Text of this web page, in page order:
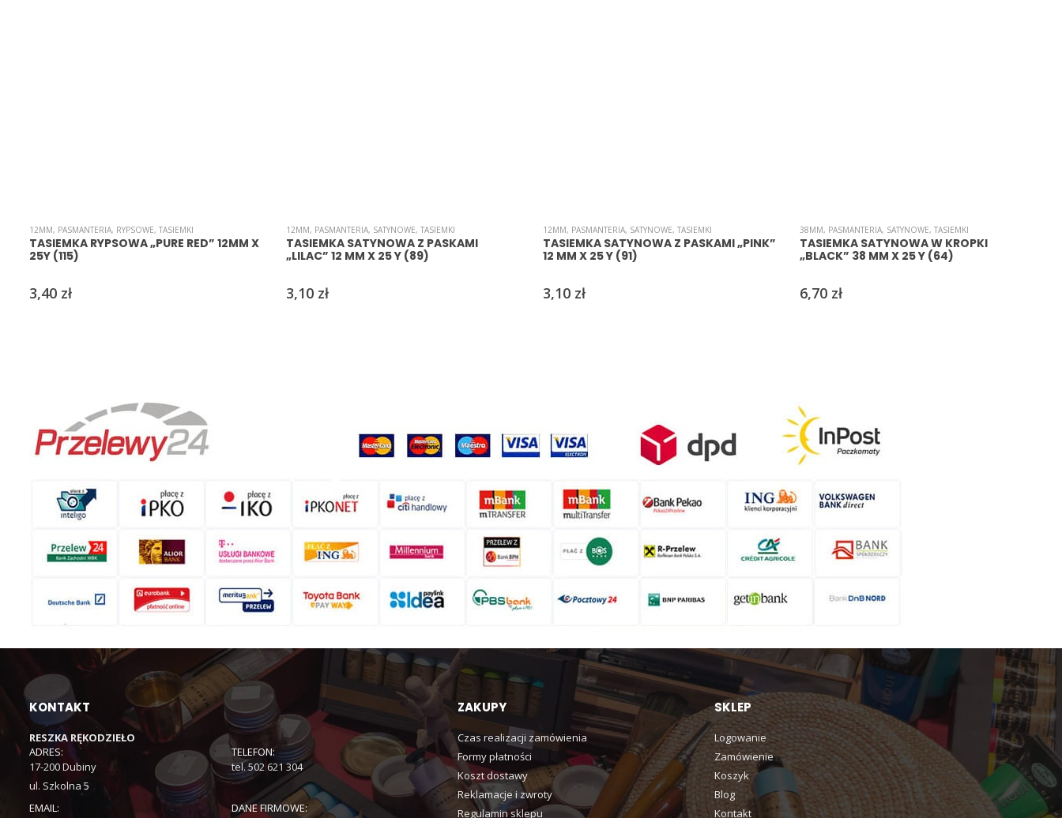
12MM, PASMANTERIA, RYPSOWE, TASIEMKI
TASIEMKA RYPSOWA „PURE RED” 12MM X
25Y (115)
3,40 zł
12MM, PASMANTERIA, SATYNOWE, TASIEMKI
TASIEMKA SATYNOWA Z PASKAMI
„LILAC” 12 MM X 25 Y (89)
3,10 zł
12MM, PASMANTERIA, SATYNOWE, TASIEMKI
TASIEMKA SATYNOWA Z PASKAMI „PINK”
12 MM X 25 Y (91)
3,10 zł
38MM, PASMANTERIA, SATYNOWE, TASIEMKI
TASIEMKA SATYNOWA W KROPKI
„BLACK” 38 MM X 25 Y (64)
6,70 zł
KONTAKT
RESZKA RĘKODZIEŁO
ADRES:
17-200 Dubiny
ul. Szkolna 5
TELEFON:
tel. 502 621 304
EMAIL:
DANE FIRMOWE:
ZAKUPY
Czas realizacji zamówienia
Formy płatności
Koszt dostawy
Reklamacje i zwroty
Regulamin sklepu
SKLEP
Logowanie
Zamówienie
Koszyk
Blog
Kontakt